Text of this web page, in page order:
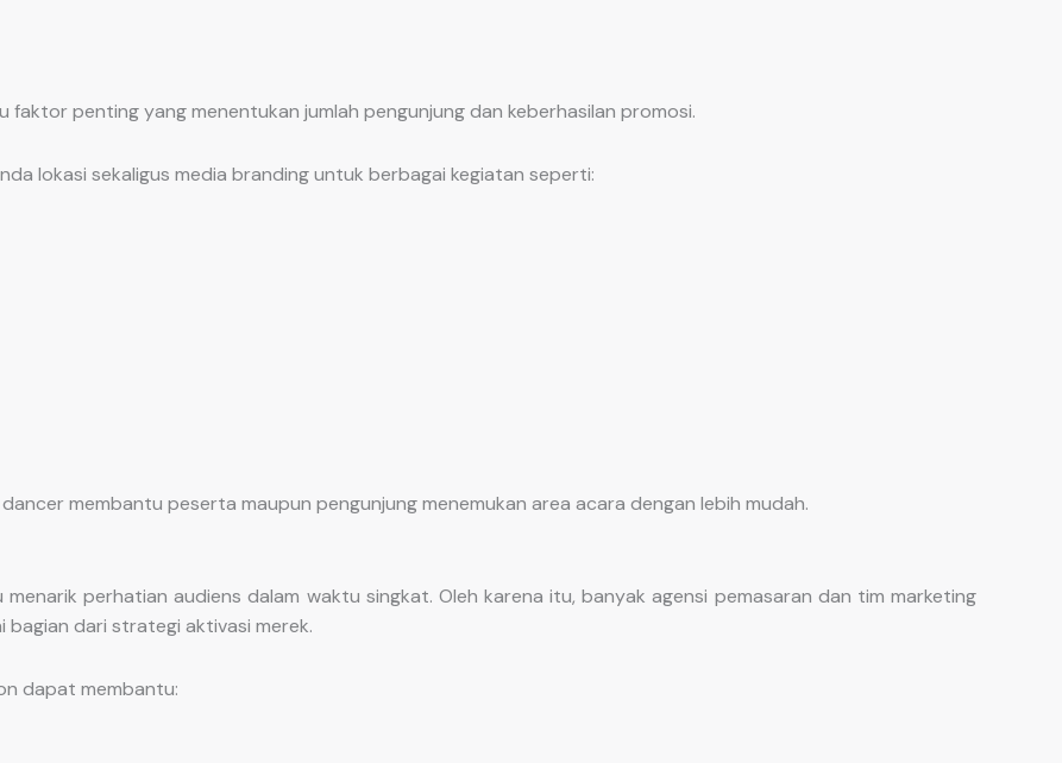
faktor penting yang menentukan jumlah pengunjung dan keberhasilan promosi.
lokasi sekaligus media branding untuk berbagai kegiatan seperti:
membantu peserta maupun pengunjung menemukan area acara dengan lebih mudah.
perhatian audiens dalam waktu singkat. Oleh karena itu, banyak agensi pemasaran dan tim marketing
bagian dari strategi aktivasi merek.
dapat membantu: